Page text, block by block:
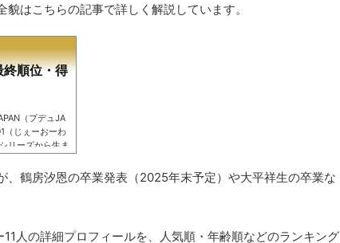
はこちらの記事で詳しく解説しています。
順位・得
（プデュJA
（じぇーおーわ
リーズから生ま
』で
ます。この記事
と名前・二つ名
鶴房汐恩の卒業発表（2025年末予定）や大平祥生の卒業な
人の詳細プロフィールを、人気順・年齢順などのランキング